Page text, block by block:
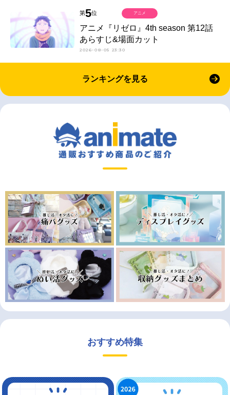
第5位
アニメ『リゼロ』4th season 第12話
あらすじ&場面カット
2026-08-05 23:30
アニメ
ランキングを見る
おすすめ特集